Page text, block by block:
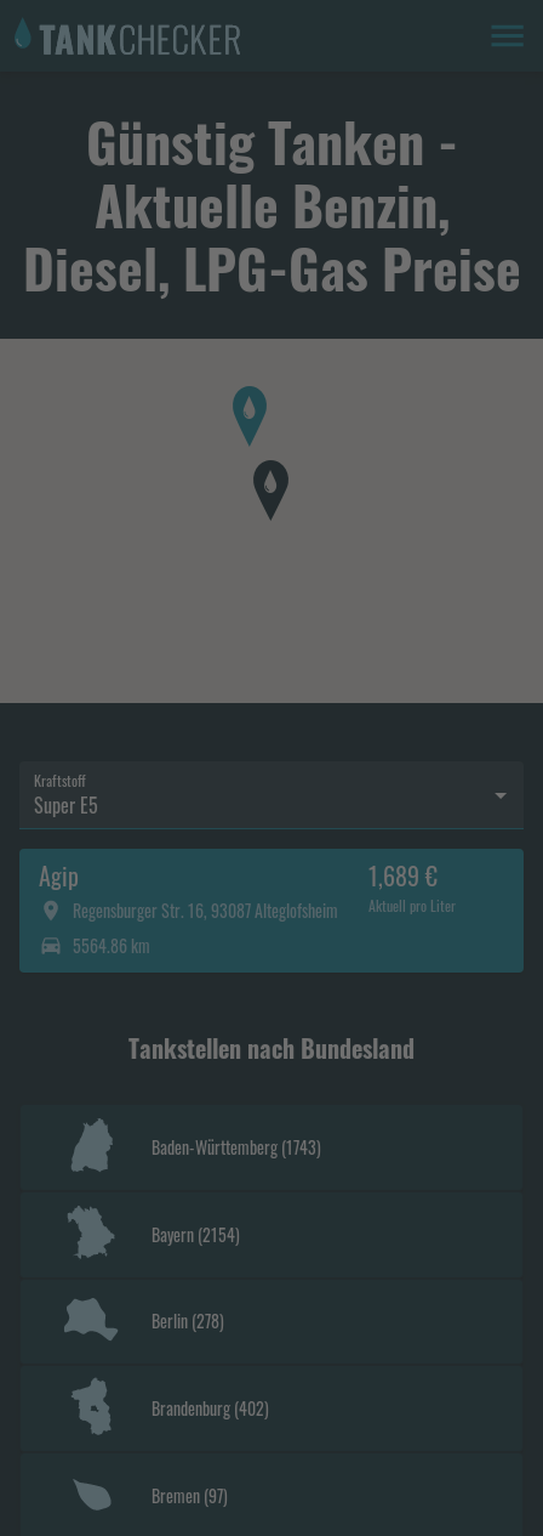
Günstig Tanken -
Aktuelle Benzin,
Diesel, LPG-Gas Preise
Kraftstoff
Super E5
Agip
Regensburger Str. 16, 93087 Alteglofsheim
5564.86 km
1,689 €
Aktuell pro Liter
Tankstellen nach Bundesland
Baden-Württemberg(1743)
Bayern(2154)
Berlin(278)
Brandenburg(402)
Bremen(97)